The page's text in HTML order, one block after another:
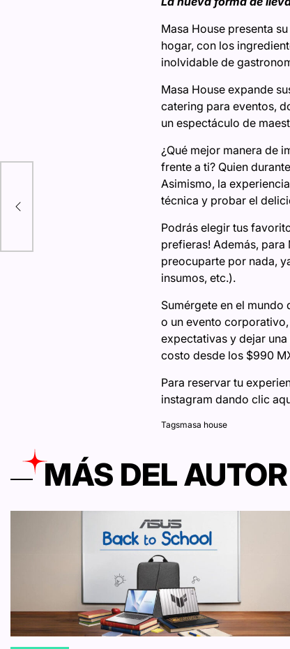
Masa House presenta
hogar, con los
inolvidable de
Masa House expande
catering para eventos,
un espectáculo de
¿Qué mejor manera de
frente a ti? Quien
Asimismo, la
técnica y probar el
Podrás elegir tus
prefieras! Además,
preocuparte por nada,
insumos, etc.).
Sumérgete en el
o un evento
expectativas y dejar
costo desde los $990
Para reservar tu
instagram dando clic
Tagsmasa house
MÁS DEL AUTOR